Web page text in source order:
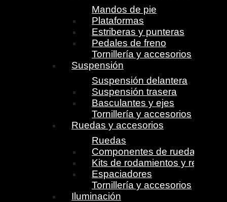
Mandos de pie
Plataformas
Estriberas y punteras
Pedales de freno
Tornillería y accesorios
Suspensión
Suspensión delantera
Suspensión trasera
Basculantes y ejes
Tornillería y accesorios
Ruedas y accesorios
Ruedas
Componentes de ruedas
Kits de rodamientos y retenes
Espaciadores
Tornillería y accesorios
Iluminación